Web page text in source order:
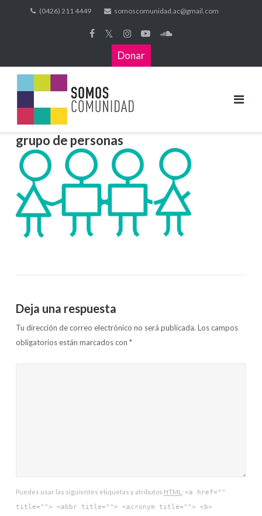
(0426) 211 4449 somoscomunidad.ac@gmail.com
𝕏
Donar
grupo de personas
Deja una respuesta
Tu dirección de correo electrónico no será publicada. Los campos
obligatorios están marcados con*
Puedes usar las siguientes etiquetas y atributos HTML :<a href=""
title=""> <abbr title=""> <acronym title=""> <b>